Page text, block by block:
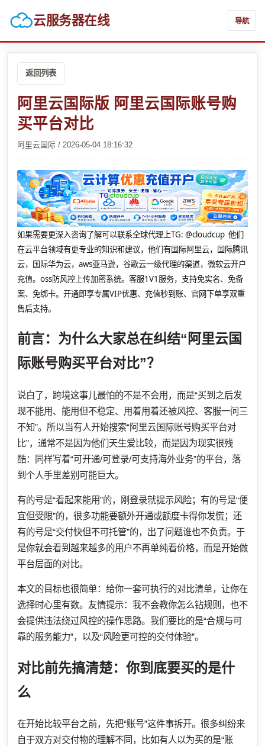
云服务器在线 导航
返回列表
阿里云国际版 阿里云国际账号购
买平台对比
阿里云国际 / 2026-05-04 18:16:32
如果需要更深入咨询了解可以联系全球代理上TG: @cloudcup 他们
在云平台领域有更专业的知识和建议，他们有国际阿里云，国际腾讯
云，国际华为云，aws亚马逊，谷歌云一级代理的渠道，微软云开户
充值。oss防风控上传加密系统。客服1V1服务，支持免实名、免备
案、免绑卡。开通即享专属VIP优惠、充值秒到账、官网下单享双重
售后支持。
前言：为什么大家总在纠结“阿里云国
际账号购买平台对比”？
说白了，跨境这事儿最怕的不是不会用，而是“买到之后发
现不能用、能用但不稳定、用着用着还被风控、客服一问三
不知”。所以当有人开始搜索“阿里云国际账号购买平台对
比”，通常不是因为他们天生爱比较，而是因为现实很残
酷：同样写着“可开通/可登录/可支持海外业务”的平台，落
到个人手里差别可能巨大。
有的号是“看起来能用”的，刚登录就提示风险；有的号是“便
宜但受限”的，很多功能要额外开通或额度卡得你发慌；还
有的号是“交付快但不可托管”的，出了问题谁也不负责。于
是你就会看到越来越多的用户不再单纯看价格，而是开始做
平台层面的对比。
本文的目标也很简单：给你一套可执行的对比清单，让你在
选择时心里有数。友情提示：我不会教你怎么钻规则，也不
会提供违法绕过风控的操作思路。我们要比的是“合规与可
靠的服务能力”，以及“风险更可控的交付体验”。
对比前先搞清楚：你到底要买的是什
么
在开始比较平台之前，先把“账号”这件事拆开。很多纠纷来
自于双方对交付物的理解不同，比如有人以为买的是“账